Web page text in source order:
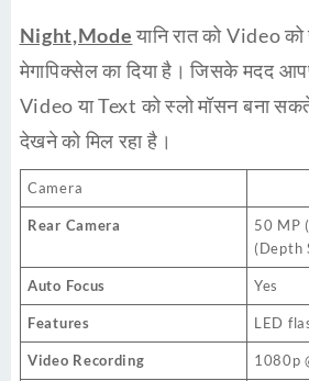
Night,Modeयानि रात को Video
मेगापिक्सेल का दिया है। जिसके मदद
Video या Text को स्लो मॉसन बना
देखने को मिल रहा है।
Camera
Rear Camera
50 MP
(Depth
Auto Focus Yes
Features LED
Video Recording 1080p